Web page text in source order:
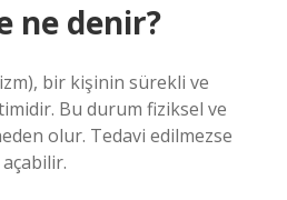
ne denir?
bir kişinin sürekli ve
Bu durum fiziksel ve
olur. Tedavi edilmezse